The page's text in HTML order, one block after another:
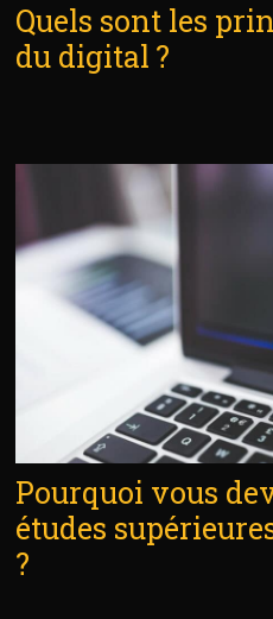
Quels sont les
du digital ?
Pourquoi vous
études
?